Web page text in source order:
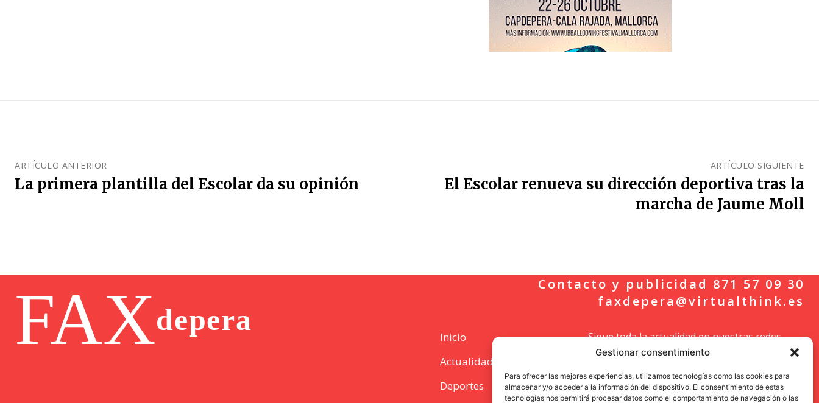
Gestionar consentimiento
Para ofrecer las mejores experiencias, utilizamos tecnologías como las cookies para
almacenar y/o acceder a la información del dispositivo. El consentimiento de estas
tecnologías nos permitirá procesar datos como el comportamiento de navegación o las
ARTÍCULO ANTERIOR
La primera plantilla del Escolar da su opinión
ARTÍCULO SIGUIENTE
El Escolar renueva su dirección deportiva tras la
marcha de Jaume Moll
FAXdepera
Contacto y publicidad 871 57 09 30
faxdepera@virtualthink.es
Inicio
Actualidad
Deportes
Sigue toda la actualidad en nuestras redes
sociales.